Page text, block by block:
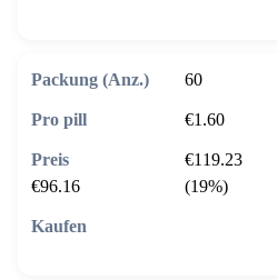
60
€1.60
€119.23
€96.16
(19%)